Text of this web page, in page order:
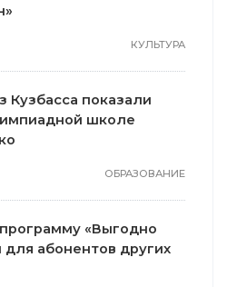
КУЛЬТУРА
Кузбасса показали
школе
ОБРАЗОВАНИЕ
«Выгодно
для абонентов других